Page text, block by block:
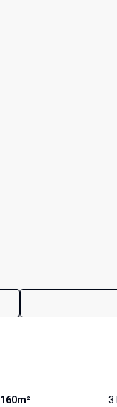
160m² 3